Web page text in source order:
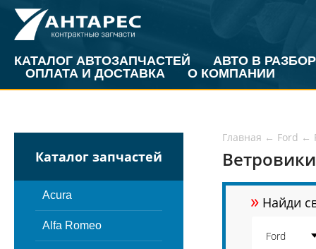
КАТАЛОГ АВТОЗАПЧАСТЕЙ
АВТО В РАЗБОР
ОПЛАТА И ДОСТАВКА
О КОМПАНИИ
Каталог запчастей
Acura
Alfa Romeo
Главная ← Ford ←
» Найди